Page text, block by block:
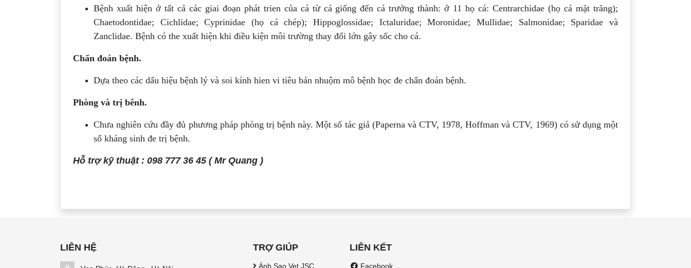
Bệnh xuất hiện ở tất cả các giai đoạn phát trien của cá từ cá giống đến cá trưởng thành: ở 11 họ cá: Centrarchidae (họ cá mặt trăng);
Chaetodontidae; Cichlidae; Cyprinidae (họ cá chép); Hippoglossidae; Ictaluridae; Moronidae; Mullidae; Salmonidae; Sparidae và
Zanclidae. Bệnh có the xuất hiện khi điều kiện môi trường thay đổi lớn gây sốc cho cá.
Chẩn đoán bệnh.
Dựa theo các dấu hiệu bệnh lý và soi kính hien vi tiêu bản nhuộm mô bệnh học đe chẩn đoán bệnh.
Phòng và trị bênh.
Chưa nghiên cứu đầy đủ phương pháp phòng trị bệnh này. Một số tác giả (Paperna và CTV, 1978, Hoffman và CTV, 1969) có sử dụng một
số kháng sinh đe trị bệnh.
Hỗ trợ kỹ thuật : 098 777 36 45 ( Mr Quang )
LIÊN HỆ TRỢ GIÚP
Ánh Sao Vet JSC
LIÊN KẾT
Facebook